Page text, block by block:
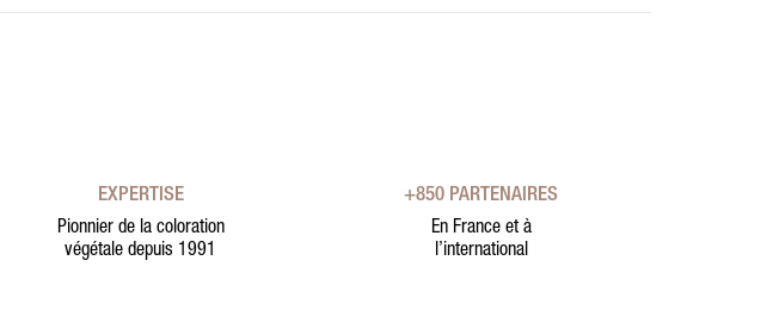
EXPERTISE
Pionnier de la coloration
végétale depuis 1991
+850 PARTENAIRES
En France et à
l’international